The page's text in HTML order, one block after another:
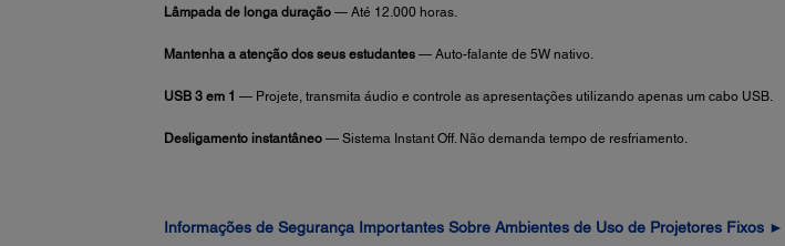
Lâmpada de longa duração— Até 12.000 horas.
Mantenha a atenção dos seus estudantes — Auto-falante de 5W nativo.
USB 3 em 1 — Projete, transmita áudio e controle as apresentações utilizando apenas um cabo USB.
Desligamento instantâneo— Sistema Instant Off. Não demanda tempo de resfriamento.
Informações de Segurança Importantes Sobre Ambientes de Uso de Projetores Fixos ►